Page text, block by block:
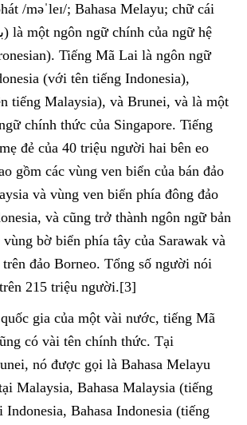
/məˈleɪ/; Bahasa Melayu; chữ cái
Tiếng Mã Lai là ngôn ngữ
(với tên tiếng Indonesia),
tiếng Malaysia), và Brunei, và là một
chính thức của Singapore. Tiếng
đẻ của 40 triệu người hai bên eo
gồm các vùng ven biển của bán đảo
và vùng ven biển phía đông đảo
và cũng trở thành ngôn ngữ bản
bờ biển phía tây của Sarawak và
đảo Borneo. Tổng số người nói
215 triệu người.[3]
gia của một vài nước, tiếng Mã
có vài tên chính thức. Tại
nó được gọi là Bahasa Melayu
Malaysia, Bahasa Malaysia (tiếng
Bahasa Indonesia (tiếng